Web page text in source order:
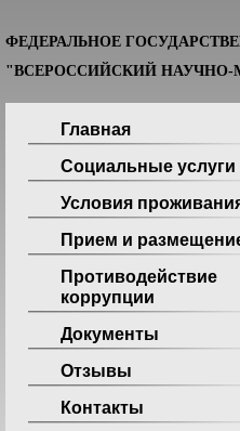
ФЕДЕРАЛЬНОЕ
"ВСЕРОССИЙСКИЙ
Главная
Социальные услуги
Условия
Прием и
Противодействие
коррупции
Документы
Отзывы
Контакты